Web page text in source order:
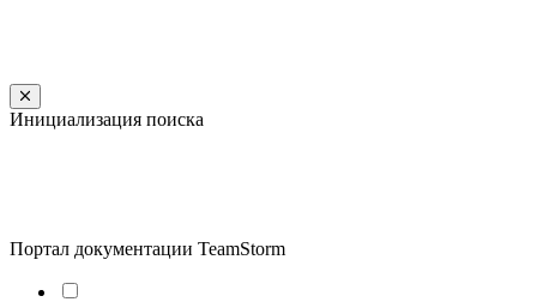
Инициализация поиска
Портал документации TeamStorm